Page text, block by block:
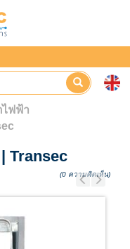
ฟฟ้า
Transec
(0 ความคิดเห็น)
Previous
Next